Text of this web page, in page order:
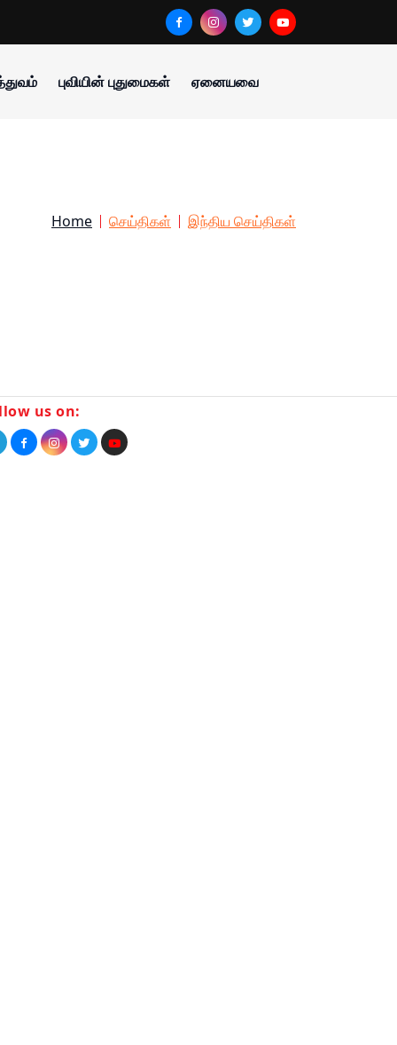
புவியின் புதுமைகள் ஏனையவை
Home செய்திகள் இந்திய செய்திகள்
us on: